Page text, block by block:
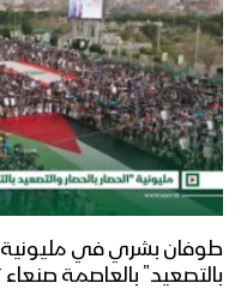
طوفان بشري في مليونية
بالتصعيد” بالعاصمة